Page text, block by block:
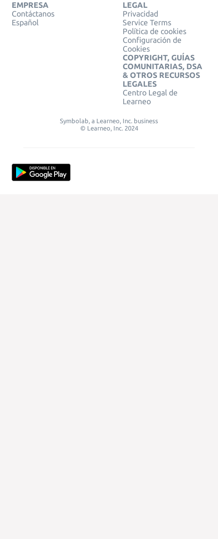
EMPRESA
Contáctanos
Español
LEGAL
Privacidad
Service Terms
Política de cookies
Configuración de
Cookies
COPYRIGHT, GUÍAS
COMUNITARIAS, DSA
& OTROS RECURSOS
LEGALES
Centro Legal de
Learneo
Symbolab, a Learneo, Inc. business
© Learneo, Inc. 2024